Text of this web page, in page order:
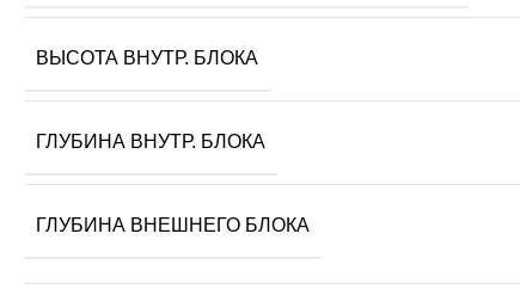
ВЫСОТА ВНУТР. БЛОКА
ГЛУБИНА ВНУТР. БЛОКА
ГЛУБИНА ВНЕШНЕГО БЛОКА